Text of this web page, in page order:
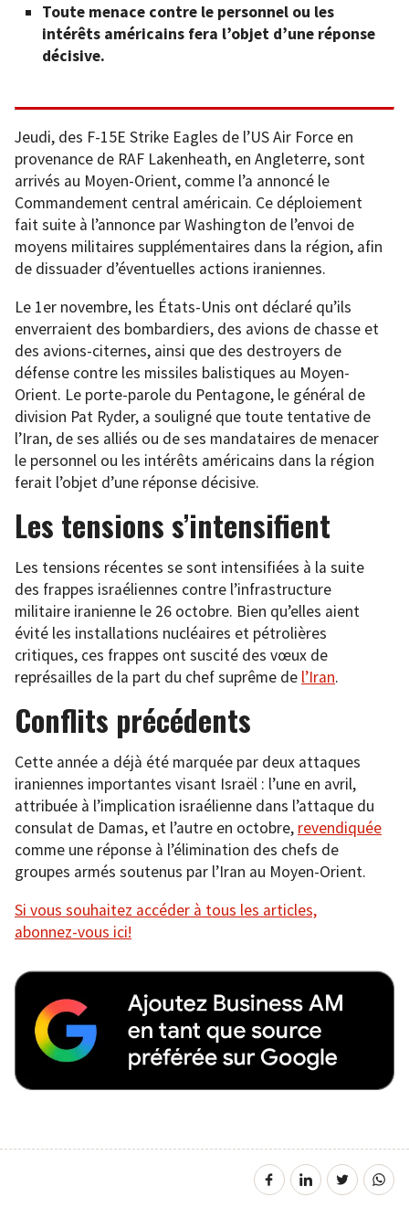
Toute menace contre le personnel ou les
intérêts américains fera l’objet d’une réponse
décisive.
Jeudi, des F-15E Strike Eagles de l’US Air Force en
provenance de RAF Lakenheath, en Angleterre, sont
arrivés au Moyen-Orient, comme l’a annoncé le
Commandement central américain. Ce déploiement
fait suite à l’annonce par Washington de l’envoi de
moyens militaires supplémentaires dans la région, afin
de dissuader d’éventuelles actions iraniennes.
Le 1er novembre, les États-Unis ont déclaré qu’ils
enverraient des bombardiers, des avions de chasse et
des avions-citernes, ainsi que des destroyers de
défense contre les missiles balistiques au Moyen-
Orient. Le porte-parole du Pentagone, le général de
division Pat Ryder, a souligné que toute tentative de
l’Iran, de ses alliés ou de ses mandataires de menacer
le personnel ou les intérêts américains dans la région
ferait l’objet d’une réponse décisive.
Les tensions s’intensifient
Les tensions récentes se sont intensifiées à la suite
des frappes israéliennes contre l’infrastructure
militaire iranienne le 26 octobre. Bien qu’elles aient
évité les installations nucléaires et pétrolières
critiques, ces frappes ont suscité des vœux de
représailles de la part du chef suprême de l’Iran.
Conflits précédents
Cette année a déjà été marquée par deux attaques
iraniennes importantes visant Israël : l’une en avril,
attribuée à l’implication israélienne dans l’attaque du
consulat de Damas, et l’autre en octobre, revendiquée
comme une réponse à l’élimination des chefs de
groupes armés soutenus par l’Iran au Moyen-Orient.
Si vous souhaitez accéder à tous les articles,
abonnez-vous ici!